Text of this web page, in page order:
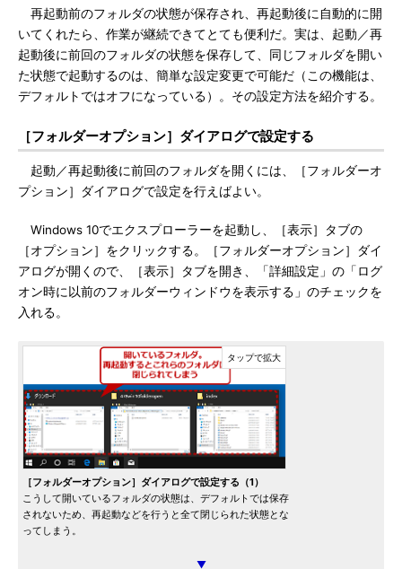
再起動前のフォルダの状態が保存され、再起動後に自動的に開
いてくれたら、作業が継続できてとても便利だ。実は、起動／再
起動後に前回のフォルダの状態を保存して、同じフォルダを開い
た状態で起動するのは、簡単な設定変更で可能だ（この機能は、
デフォルトではオフになっている）。その設定方法を紹介する。
［フォルダーオプション］ダイアログで設定する
起動／再起動後に前回のフォルダを開くには、［フォルダーオ
プション］ダイアログで設定を行えばよい。
Windows 10でエクスプローラーを起動し、［表示］タブの
［オプション］をクリックする。［フォルダーオプション］ダイ
アログが開くので、［表示］タブを開き、「詳細設定」の「ログ
オン時に以前のフォルダーウィンドウを表示する」のチェックを
入れる。
［フォルダーオプション］ダイアログで設定する（1）
こうして開いているフォルダの状態は、デフォルトでは保存
されないため、再起動などを行うと全て閉じられた状態とな
ってしまう。
▼